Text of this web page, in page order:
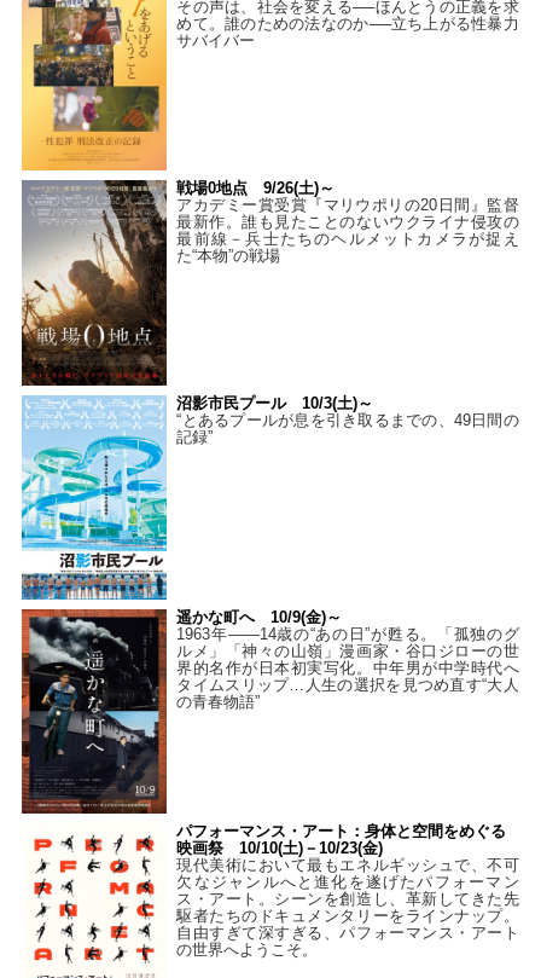
その声は、社会を変える──ほんとうの正義を求
めて。誰のための法なのか──立ち上がる性暴力
サバイバー
戦場0地点 9/26(土)～
アカデミー賞受賞『マリウポリの20日間』監督
最新作。誰も見たことのないウクライナ侵攻の
最前線－兵士たちのヘルメットカメラが捉え
た“本物”の戦場
沼影市民プール 10/3(土)～
“とあるプールが息を引き取るまでの、49日間の
記録”
遥かな町へ 10/9(金)～
1963年――14歳の“あの日”が甦る。「孤独のグ
ルメ」「神々の山嶺」漫画家・谷口ジローの世
界的名作が日本初実写化。中年男が中学時代へ
タイムスリップ…人生の選択を見つめ直す“大人
の青春物語”
パフォーマンス・アート：身体と空間をめぐる
映画祭 10/10(土)－10/23(金)
現代美術において最もエネルギッシュで、不可
欠なジャンルへと進化を遂げたパフォーマン
ス・アート。シーンを創造し、革新してきた先
駆者たちのドキュメンタリーをラインナップ。
自由すぎて深すぎる、パフォーマンス・アート
の世界へようこそ。